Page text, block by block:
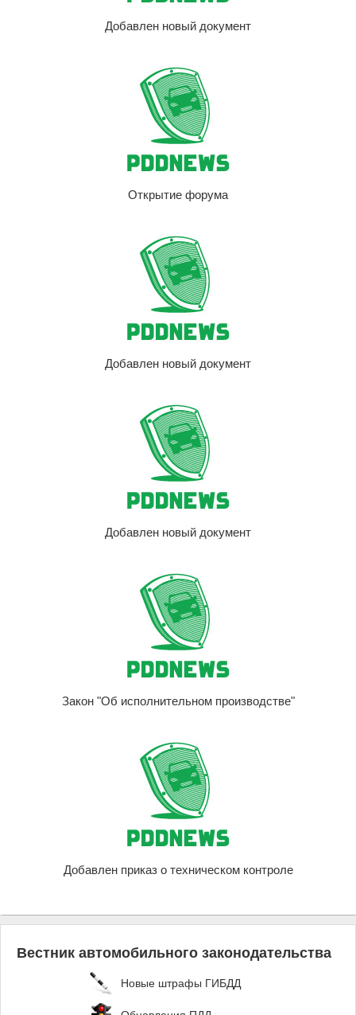
Добавлен новый документ
Открытие форума
Добавлен новый документ
Добавлен новый документ
Закон "Об исполнительном производстве"
Добавлен приказ о техническом контроле
Вестник автомобильного законодательства
Новые штрафы ГИБДД